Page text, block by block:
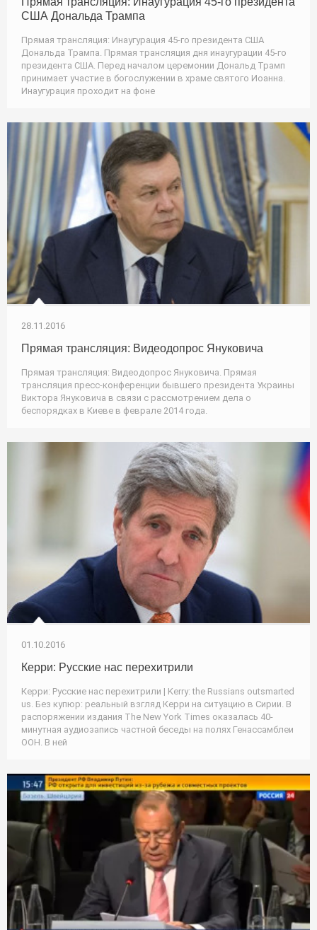
США Дональда Трампа
Прямая трансляция: Инаугурация 45-го президента США
Дональда Трампа. Прямая трансляция дня инаугурации 45-го
президента США. Перед началом церемонии Дональд Трамп
принимает участие в богослужении в храме святого Иоанна.
Инаугурация проходит на фоне
28.11.2016
Прямая трансляция: Видеодопрос Януковича
Прямая трансляция: Видеодопрос Януковича. Прямая
трансляция пресс-конференции бывшего президента Украины
Виктора Януковича в связи с рассмотрением дела о
беспорядках в Киеве в феврале 2014 года.
01.10.2016
Керри: Русские нас перехитрили
Керри: Русские нас перехитрили | Kerry: the Russians outsmarted
us. Без купюр: реальный взгляд Керри на ситуацию в Сирии. В
распоряжении издания The New York Times оказалась 40-
минутная аудиозапись частной беседы на полях Генассамблеи
ООН. В ней